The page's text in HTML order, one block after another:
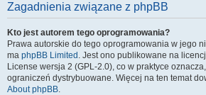
Zagadnienia związane z phpBB
Kto jest autorem tego oprogramowania?
Prawa autorskie do tego oprogramowania w jego
ma phpBB Limited . Jest ono publikowane na
License wersja 2 (GPL-2.0), co w praktyce
ograniczeń dystrybuowane. Więcej na ten temat
About phpBB.